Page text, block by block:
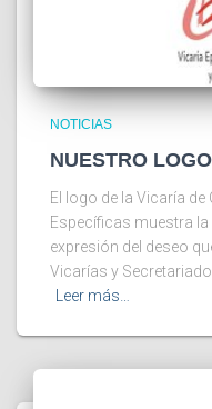
NOTICIAS
NUESTRO
El logo de la Vicaría
Específicas muestra
expresión del deseo
Vicarías y
Leer más…